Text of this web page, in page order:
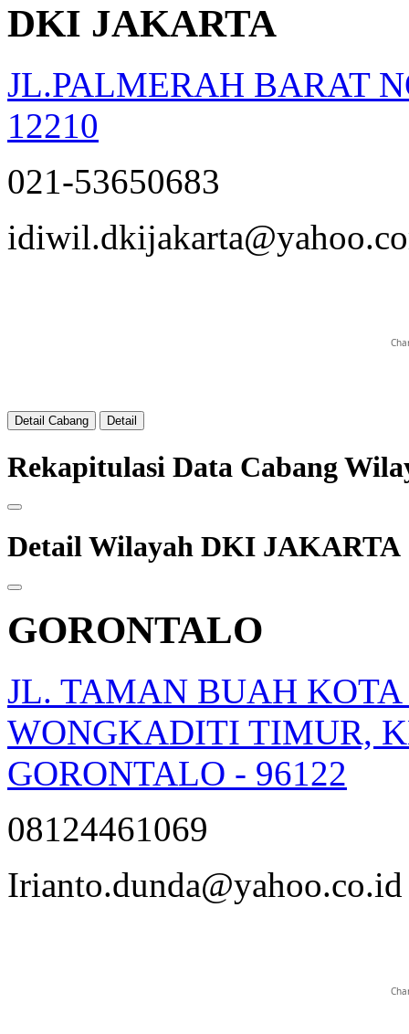
DKI JAKARTA
JL.PALMERAH BARAT
12210
021-53650683
Detail Cabang Detail
Rekapitulasi Data Cabang
Detail Wilayah DKI JAKARTA
GORONTALO
JL. TAMAN BUAH
WONGKADITI TIMUR,
GORONTALO - 96122
08124461069
Irianto.dunda@yahoo.co.id